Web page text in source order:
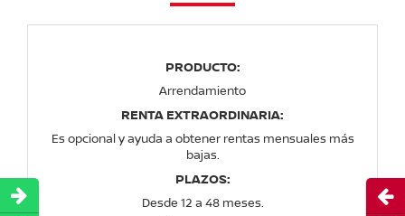
PRODUCTO:
Arrendamiento
RENTA EXTRAORDINARIA:
Es opcional y ayuda a obtener rentas mensuales más
bajas.
PLAZOS:
Desde 12 a 48 meses.